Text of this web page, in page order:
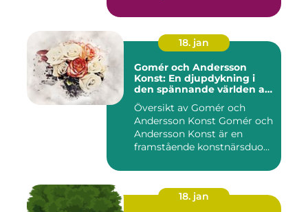
18. jan
Gomér och Andersson
Konst: En djupdykning i
den spännande världen av
konst
Översikt av Gomér och
Andersson Konst Gomér och
Andersson Konst är en
framstående konstnärsduo
18. jan